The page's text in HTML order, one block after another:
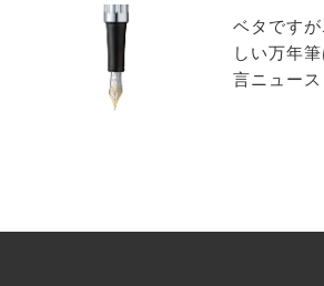
ベタです
しい万年
言ニュース